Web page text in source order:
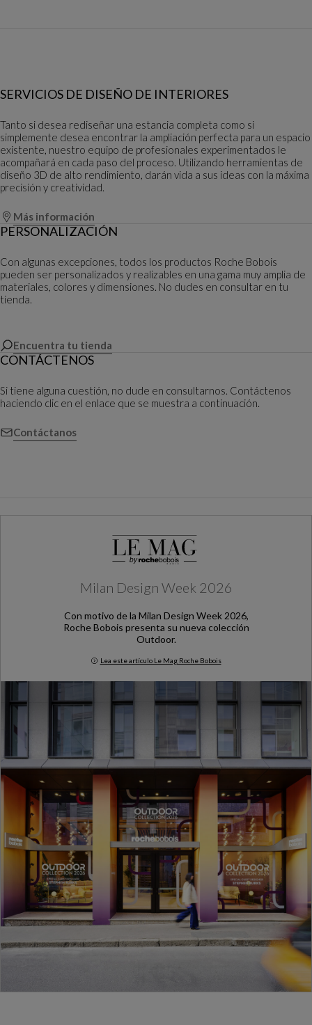
SERVICIOS DE DISEÑO DE INTERIORES
Tanto si desea rediseñar una estancia completa como si
simplemente desea encontrar la ampliación perfecta para un espacio
existente, nuestro equipo de profesionales experimentados le
acompañará en cada paso del proceso. Utilizando herramientas de
diseño 3D de alto rendimiento, darán vida a sus ideas con la máxima
precisión y creatividad.
Más información
PERSONALIZACIÓN
Con algunas excepciones, todos los productos Roche Bobois
pueden ser personalizados y realizables en una gama muy amplia de
materiales, colores y dimensiones. No dudes en consultar en tu
tienda.
Encuentra tu tienda
CONTÁCTENOS
Si tiene alguna cuestión, no dude en consultarnos. Contáctenos
haciendo clic en el enlace que se muestra a continuación.
Contáctanos
Milan Design Week 2026
Con motivo de la Milan Design Week 2026,
Roche Bobois presenta su nueva colección
Outdoor.
Lea este artículo Le Mag Roche Bobois
Milan Design Week 2026